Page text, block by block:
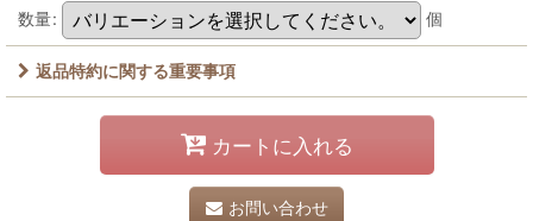
数量: 個
返品特約に関する重要事項
カートに入れる
お問い合わせ